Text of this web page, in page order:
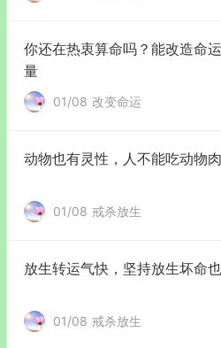
你还在热衷算命吗？能改造命
量
01/08 改变命运
动物也有灵性，人不能吃动物
01/08 戒杀放生
放生转运气快，坚持放生坏命
01/08 戒杀放生